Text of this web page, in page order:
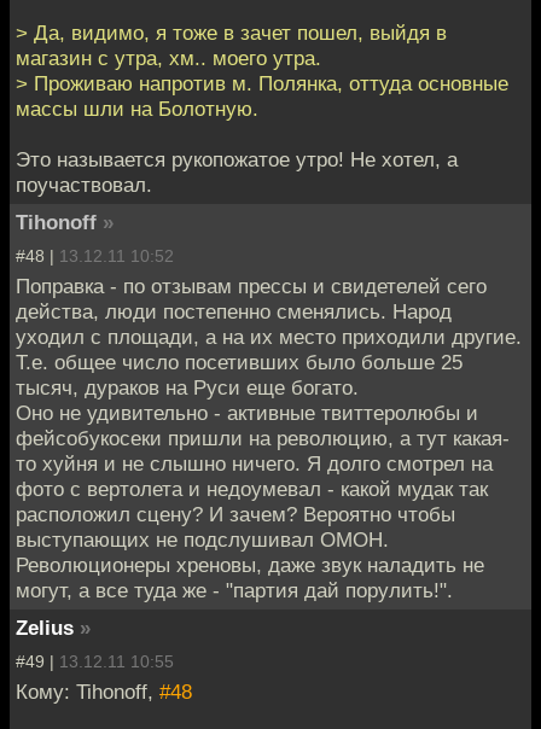
> Да, видимо, я тоже в зачет пошел, выйдя в
магазин с утра, хм.. моего утра.
> Проживаю напротив м. Полянка, оттуда основные
массы шли на Болотную.
Это называется рукопожатое утро! Не хотел, а
поучаствовал.
Tihonoff »
#48 | 13.12.11 10:52
Поправка - по отзывам прессы и свидетелей сего
действа, люди постепенно сменялись. Народ
уходил с площади, а на их место приходили другие.
Т.е. общее число посетивших было больше 25
тысяч, дураков на Руси еще богато.
Оно не удивительно - активные твиттеролюбы и
фейсобукосеки пришли на революцию, а тут какая-
то хуйня и не слышно ничего. Я долго смотрел на
фото с вертолета и недоумевал - какой мудак так
расположил сцену? И зачем? Вероятно чтобы
выступающих не подслушивал ОМОН.
Революционеры хреновы, даже звук наладить не
могут, а все туда же - "партия дай порулить!".
Zelius »
#49 | 13.12.11 10:55
Кому: Tihonoff, #48